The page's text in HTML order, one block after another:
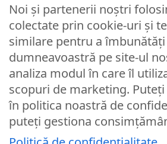
Parola
Remember Me
Logare
Lost your password?
Noi și partenerii noștri
colectate prin cookie-uri și
similare pentru a
dumneavoastră pe site-ul
analiza modul în care îl
scopuri de marketing.
în politica noastră de
puteți gestiona